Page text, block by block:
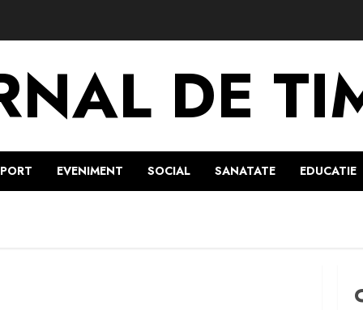
DE
EVENIMENT SOCIAL SANATATE EDUCATIE